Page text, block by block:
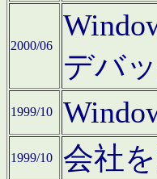
2000/06
デバ
1999/10
1999/10 会社